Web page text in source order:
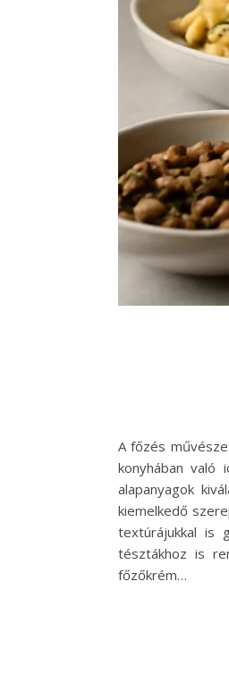
A főzés
konyhában való
alapanyagok
kiemelkedő
textúrájukkal is
tésztákhoz is
főzőkrém…